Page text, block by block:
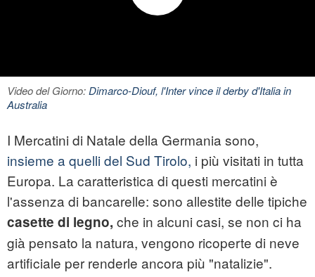
Video del Giorno:Dimarco-Diouf, l'Inter vince il derby d'Italia in
Australia
I Mercatini di Natale della Germania sono,
insieme a quelli del Sud Tirolo, i più visitati in tutta
Europa. La caratteristica di questi mercatini è
l'assenza di bancarelle: sono allestite delle tipiche
casette di legno, che in alcuni casi, se non ci ha
già pensato la natura, vengono ricoperte di neve
artificiale per renderle ancora più "natalizie".